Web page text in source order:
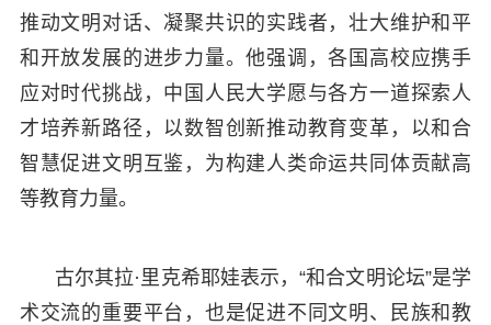
推动文明对话、凝聚共识的实践者，壮大维护和平
和开放发展的进步力量。他强调，各国高校应携手
应对时代挑战，中国人民大学愿与各方一道探索人
才培养新路径，以数智创新推动教育变革，以和合
智慧促进文明互鉴，为构建人类命运共同体贡献高
等教育力量。
古尔其拉·里克希耶娃表示，“和合文明论坛”是学
术交流的重要平台，也是促进不同文明、民族和教